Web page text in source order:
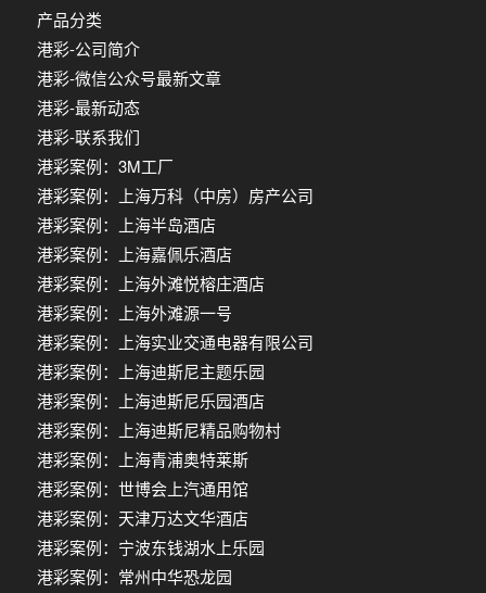
产品分类
港彩-公司简介
港彩-微信公众号最新文章
港彩-最新动态
港彩-联系我们
港彩案例：3M工厂
港彩案例：上海万科（中房）房产公司
港彩案例：上海半岛酒店
港彩案例：上海嘉佩乐酒店
港彩案例：上海外滩悦榕庄酒店
港彩案例：上海外滩源一号
港彩案例：上海实业交通电器有限公司
港彩案例：上海迪斯尼主题乐园
港彩案例：上海迪斯尼乐园酒店
港彩案例：上海迪斯尼精品购物村
港彩案例：上海青浦奥特莱斯
港彩案例：世博会上汽通用馆
港彩案例：天津万达文华酒店
港彩案例：宁波东钱湖水上乐园
港彩案例：常州中华恐龙园